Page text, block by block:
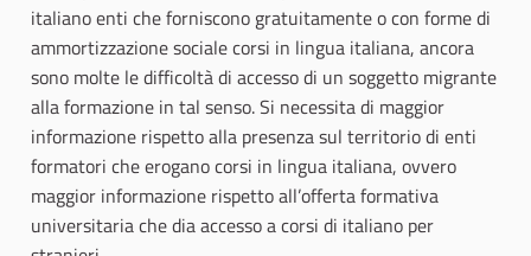
italiano enti che forniscono gratuitamente o con forme di
ammortizzazione sociale corsi in lingua italiana, ancora
sono molte le difficoltà di accesso di un soggetto migrante
alla formazione in tal senso. Si necessita di maggior
informazione rispetto alla presenza sul territorio di enti
formatori che erogano corsi in lingua italiana, ovvero
maggior informazione rispetto all’offerta formativa
universitaria che dia accesso a corsi di italiano per